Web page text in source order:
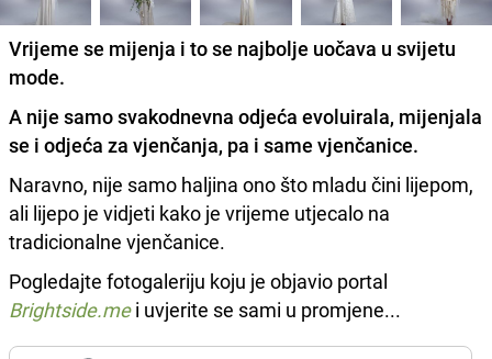
Vrijeme se mijenja i to se najbolje uočava u svijetu
mode.
A nije samo svakodnevna odjeća evoluirala, mijenjala
se i odjeća za vjenčanja, pa i same vjenčanice.
Naravno, nije samo haljina ono što mladu čini lijepom,
ali lijepo je vidjeti kako je vrijeme utjecalo na
tradicionalne vjenčanice.
Pogledajte fotogaleriju koju je objavio portal
Brightside.mei uvjerite se sami u promjene...